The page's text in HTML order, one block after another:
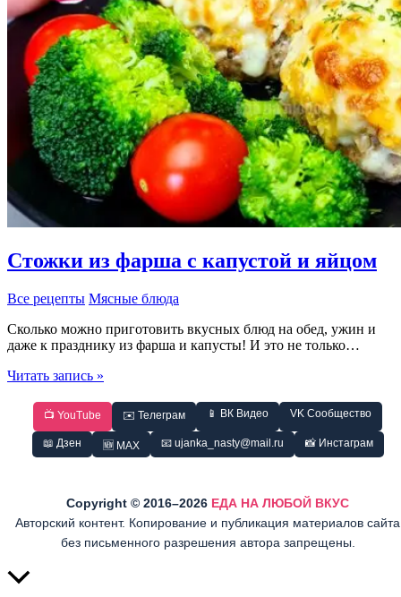
минут
в
день
Стожки из фарша с капустой и яйцом
Все рецепты Мясные блюда
Сколько можно приготовить вкусных блюд на обед, ужин и
даже к празднику из фарша и капусты! И это не только…
Стожки
фарша
капустой
Читать запись »
📺 YouTube ✉️ Телеграм 📱 ВК Видео VK Сообщество
📖 Дзен 🆕 MAX 📧 ujanka_nasty@mail.ru 📸 Инстаграм
Copyright © 2016–2026 ЕДА НА ЛЮБОЙ ВКУС
Авторский контент. Копирование и публикация материалов сайта
без письменного разрешения автора запрещены.